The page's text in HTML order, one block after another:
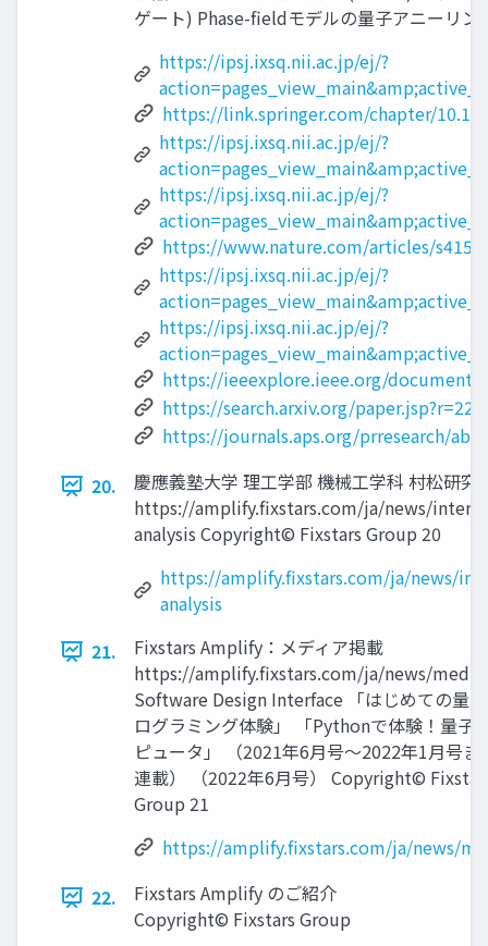
ゲート) Phase-fieldモデルの量子アニーリ
https://ipsj.ixsq.nii.ac.jp/ej/?
https://link.springer.com/chapter/
https://ipsj.ixsq.nii.ac.jp/ej/?
https://ipsj.ixsq.nii.ac.jp/ej/?
https://www.nature.com/articles/
https://ipsj.ixsq.nii.ac.jp/ej/?
https://ipsj.ixsq.nii.ac.jp/ej/?
https://ieeexplore.ieee.org/document/
https://search.arxiv.org/
https://journals.aps.org/prresearch/
20.
慶應義塾大学 理工学部 機械工学科 村松研究
https://amplify.fixstars.com/ja/news/
analysis Copyright© Fixstars Group 20
https://amplify.fixstars.com/ja/news/
analysis
21.
Fixstars Amplify：メディア掲載
https://amplify.fixstars.com/ja/news/media
Software Design Interface 「はじめての量
ログラミング体験」 「Pythonで体験！量子
ピュータ」 （2021年6月号～2022年1月号ま
連載） （2022年6月号） Copyright©
Group 21
https://amplify.fixstars.com/ja/news/
22.
Fixstars Amplify のご紹介
Copyright© Fixstars Group